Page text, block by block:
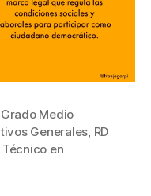
Grado Medio
Generales, RD
Técnico en